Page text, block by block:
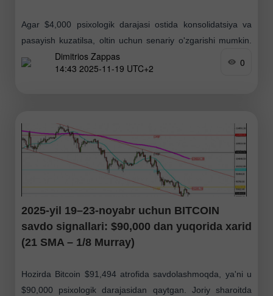
Agar $4,000 psixologik darajasi ostida konsolidatsiya va
pasayish kuzatilsa, oltin uchun senariy o'zgarishi mumkin.
Bunday holda, narx $3,906 ga, hatto 4/8 Murray darajasi
joylashgan $3,750 atrofidagi zonagacha pasayishi ehtimoli
Dimitrios Zappas
14:43 2025-11-19 UTC+2
0
2025-yil 19–23-noyabr uchun BITCOIN
savdo signallari: $90,000 dan yuqorida xarid
(21 SMA – 1/8 Murray)
Hozirda Bitcoin $91,494 atrofida savdolashmoqda, ya'ni u
$90,000 psixologik darajasidan qaytgan. Joriy sharoitda